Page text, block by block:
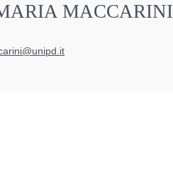
MACCARINI